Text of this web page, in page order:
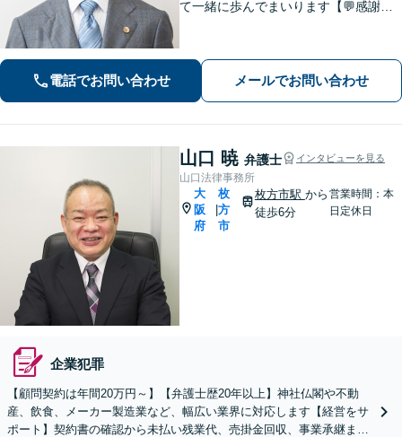
て一緒に歩んでまいります【💬感謝の
年以上】【土日祝日対応】【枚方市駅3
0秒／駅近で便利】
電話でお問い合わせ メールでお問い合わせ
山口 暁 弁護士 インタビューを見る
山口法律事務所
大
阪
府
|
枚
方
市
枚方市駅 から
徒歩6分
営業時間：本
日定休日
企業犯罪
【顧問契約は年間20万円～】【弁護士歴20年以上】神社仏閣や不動
産、飲食、メーカー製造業など、幅広い業界に対応します【経営をサ
ポート】契約書の確認から未払い残業代、売掛金回収、事業承継まで